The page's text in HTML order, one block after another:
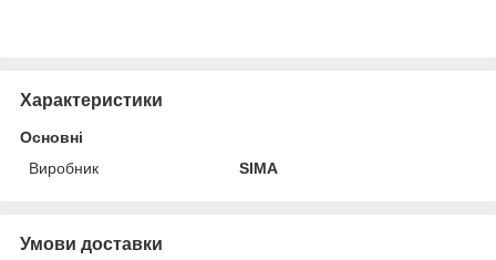
Характеристики
Основні
Виробник
SIMA
Умови доставки